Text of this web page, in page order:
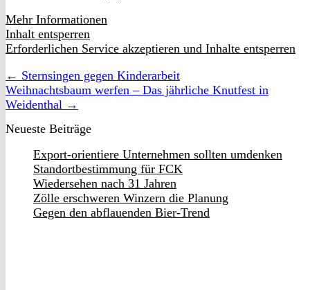
Mehr Informationen
Inhalt entsperren
Erforderlichen Service akzeptieren und Inhalte entsperren
← Sternsingen gegen Kinderarbeit
Weihnachtsbaum werfen – Das jährliche Knutfest in
Weidenthal →
Neueste Beiträge
Export-orientiere Unternehmen sollten umdenken
Standortbestimmung für FCK
Wiedersehen nach 31 Jahren
Zölle erschweren Winzern die Planung
Gegen den abflauenden Bier-Trend